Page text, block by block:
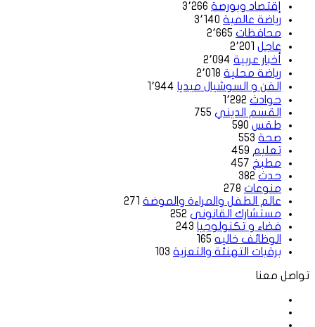
إقتصاد وبورصة 3٬266
رياضة عالمية 3٬140
محافظات 2٬665
عاجل 2٬201
أخبار عربية 2٬094
رياضة محلية 2٬018
الفن و السوشيال ميديا 1٬944
حوادث 1٬292
القسم الديني 755
طقس 590
صحة 553
تعليم 459
مطبخ 457
حدث 382
منوعات 278
عالم الطفل والمراءة والموضة 271
مستشارك القانونى 252
فضاء و تكنولوجيا 243
الوظائف خاليه 165
برقيات التهنئة والتعزية 103
تواصل معنا